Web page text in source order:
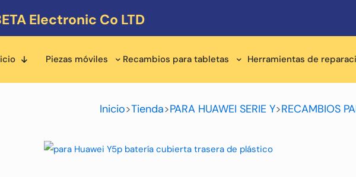
Electronic Co LTD
Piezas móviles Recambios para tabletas Herramientas de
Inicio>Tienda>PARA HUAWEI SERIE Y>RECAMBIOS